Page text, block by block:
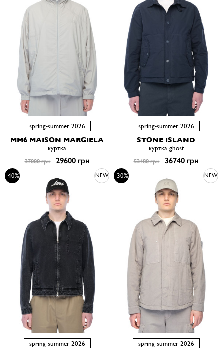
spring-summer 2026
MM6 MAISON MARGIELA
куртка
37000 грн 29600 грн
spring-summer 2026
STONE ISLAND
куртка ghost
52480 грн 36740 грн
-40% NEW
spring-summer 2026
-30% NEW
spring-summer 2026